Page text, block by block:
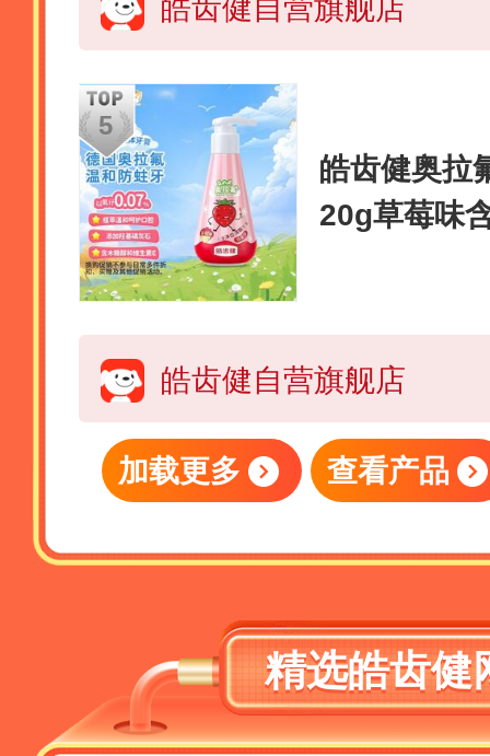
皓齿健自营旗舰店
皓齿健奥拉
20g草莓味
皓齿健自营旗舰店
加载更多 查看产品
精选皓齿健